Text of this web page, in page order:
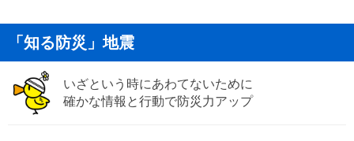
「知る防災」地震
いざという時にあわてないために
確かな情報と行動で防災力アップ